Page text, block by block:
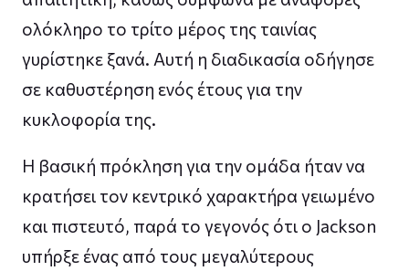
ολόκληρο το τρίτο μέρος της ταινίας
γυρίστηκε ξανά. Αυτή η διαδικασία οδήγησε
σε καθυστέρηση ενός έτους για την
κυκλοφορία της.
Η βασική πρόκληση για την ομάδα ήταν να
κρατήσει τον κεντρικό χαρακτήρα γειωμένο
και πιστευτό, παρά το γεγονός ότι ο Jackson
υπήρξε ένας από τους μεγαλύτερους